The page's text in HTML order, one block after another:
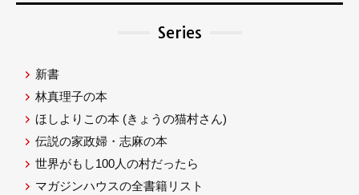
Series
新書
林真理子の本
ほしよりこの本 (きょうの猫村さん)
伝説の家政婦・志麻の本
世界がもし100人の村だったら
マガジンハウスの全書籍リスト